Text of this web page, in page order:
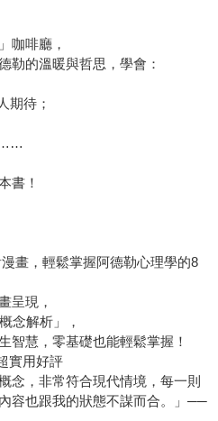
咖啡廳，
勒的溫暖與哲思，學會：
期待；
……
書！
畫，輕鬆掌握阿德勒心理學的8
呈現，
念解析」，
智慧，零基礎也能輕鬆掌握！
實用好評
念，非常符合現代情境，每一則
容也跟我的狀態不謀而合。」──